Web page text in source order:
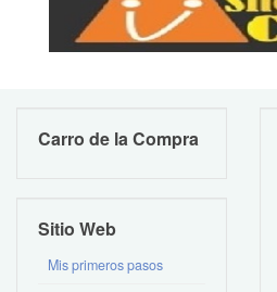
Carro de la Compra
Sitio Web
Mis primeros pasos